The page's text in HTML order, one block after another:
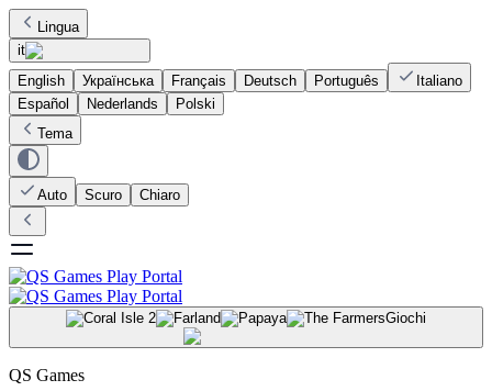
Lingua
it
English
Українська Français Deutsch Português
Italiano
Español
Nederlands
Polski
Tema
Auto Scuro Chiaro
Giochi
QS Games